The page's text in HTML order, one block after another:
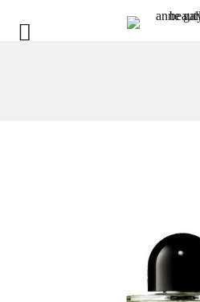
weitere Marken